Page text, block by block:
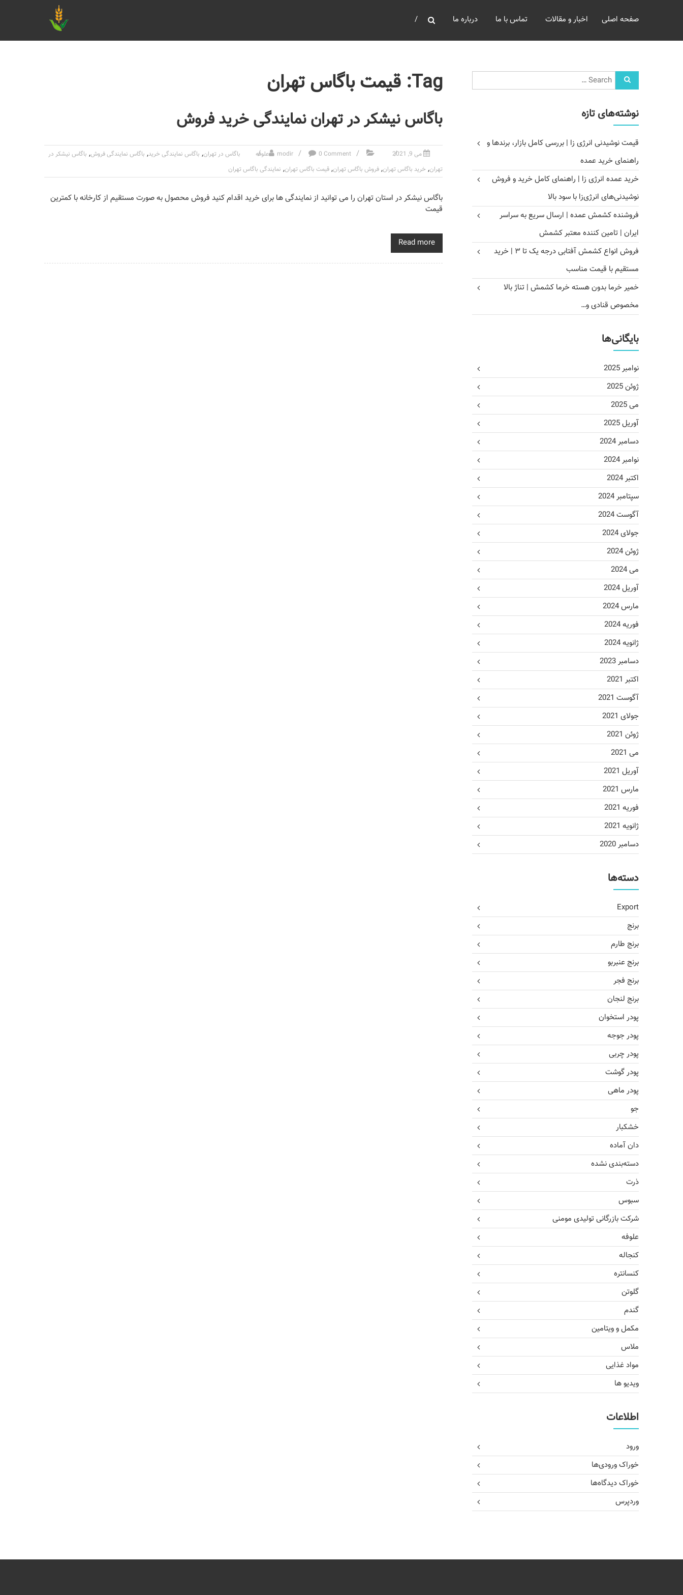
خرید
غلات
مومنی
صفحه اصلی اخبار و مقالات تماس با ما درباره ما
Tag: قیمت باگاس تهران
باگاس نیشکر در تهران نمایندگی خرید فروش
می 9, 2021 modir 0 Comment علوفه باگاس در تهران, باگاس نمایندگی خرید, باگاس نمایندگی فروش, باگاس نیشکر در
تهران, خرید باگاس تهران,فروش باگاس تهران,قیمت باگاس تهران, نمایندگی باگاس تهران
باگاس نیشکر در استان تهران را می توانید از نمایندگی ها برای خرید اقدام کنید فروش محصول به صورت مستقیم از کارخانه با کمترین
قیمت
Read more
نوشته‌های تازه
قیمت نوشیدنی انرژی زا | بررسی کامل بازار، برندها و
راهنمای خرید عمده
خرید عمده انرژی زا | راهنمای کامل خرید و فروش
نوشیدنی‌های انرژی‌زا با سود بالا
فروشنده کشمش عمده | ارسال سریع به سراسر
ایران | تامین کننده معتبر کشمش
فروش انواع کشمش آفتابی درجه یک تا ۳ | خرید
مستقیم با قیمت مناسب
خمیر خرما بدون هسته خرما کشمش | تناژ بالا
مخصوص قنادی و…
بایگانی‌ها
نوامبر 2025
ژوئن 2025
می 2025
آوریل 2025
دسامبر 2024
نوامبر 2024
اکتبر 2024
سپتامبر 2024
آگوست 2024
جولای 2024
ژوئن 2024
می 2024
آوریل 2024
مارس 2024
فوریه 2024
ژانویه 2024
دسامبر 2023
اکتبر 2021
آگوست 2021
جولای 2021
ژوئن 2021
می 2021
آوریل 2021
مارس 2021
فوریه 2021
ژانویه 2021
دسامبر 2020
دسته‌ها
Export
برنج
برنج طارم
برنج عنبربو
برنج فجر
برنج لنجان
پودر استخوان
پودر جوجه
پودر چربی
پودر گوشت
پودر ماهی
جو
خشکبار
دان آماده
دسته‌بندی نشده
ذرت
سبوس
شرکت بازرگانی تولیدی مومنی
علوفه
کنجاله
کنسانتره
گلوتن
گندم
مکمل و ویتامین
ملاس
مواد غذایی
ویدیو ها
اطلاعات
ورود
خوراک ورودی‌ها
خوراک دیدگاه‌ها
وردپرس